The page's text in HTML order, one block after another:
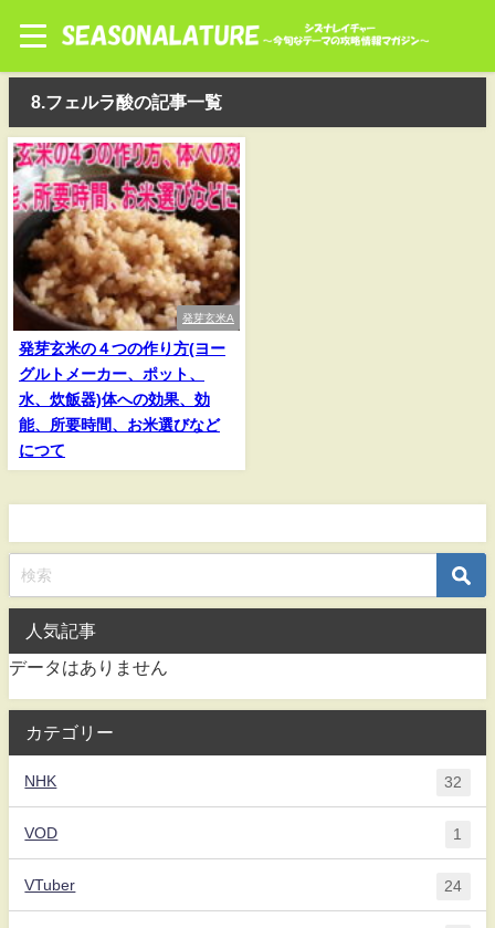
8.フェルラ酸の記事一覧
発芽玄米A
発芽玄米の４つの作り方(ヨー
グルトメーカー、ポット、
水、炊飯器)体への効果、効
能、所要時間、お米選びなど
につて
人気記事
データはありません
カテゴリー
NHK 32
VOD 1
VTuber 24